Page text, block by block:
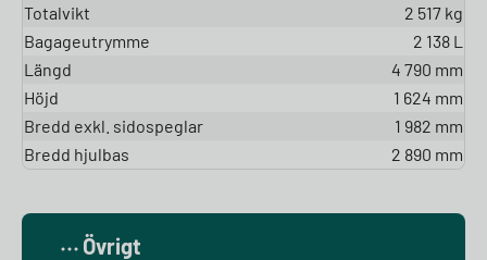
Totalvikt
2 517 kg
Bagageutrymme
2 138 L
Längd
4 790 mm
Höjd
1 624 mm
Bredd exkl. sidospeglar
1 982 mm
Bredd hjulbas
2 890 mm
Övrigt